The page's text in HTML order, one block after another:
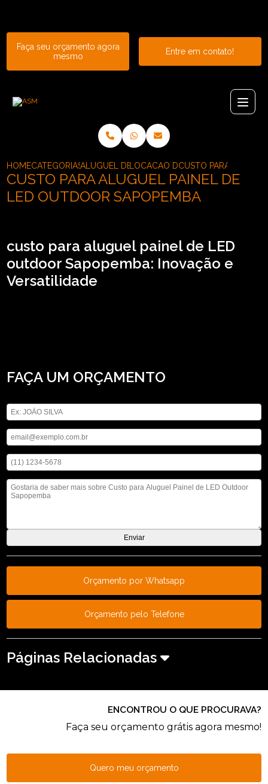
Faça seu orçamento agora
mesmo
Entre em contato!
HOMECATEGORIASALUGUEL DE PAINELLOCACAO DE PAINEL DE LED
CUSTO PARA
CUSTO PARA ALUGUEL PAINEL DE
LED OUTDOOR SAPOPEMBA
custo para aluguel painel de LED
outdoor Sapopemba: Inovação e
Versatilidade
FAÇA UM ORÇAMENTO
Orçamento por Whatsapp
Orçamento pelo Telefone
Páginas Relacionadas
ENCONTROU O QUE PROCURAVA?
Faça seu orçamento grátis agora mesmo!
Quero meu orçamento